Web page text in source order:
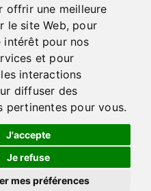
offrir une meilleure
le site Web, pour
intérêt pour nos
et pour
interactions
diffuser des
pertinentes pour vous.
J'accepte
Je refuse
mes préférences
POLICY PRIVACY POLICY
ACKNOWLEDGMENTS
June 2025
Laval, 2026